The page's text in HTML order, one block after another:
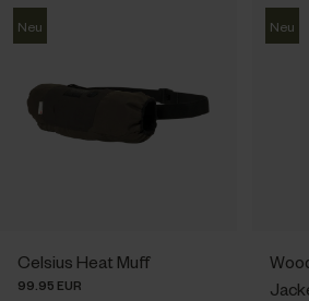
Neu
Celsius Heat Muff
99.95 EUR
Neu